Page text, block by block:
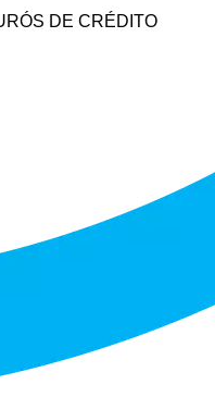
DE CRÉDITO